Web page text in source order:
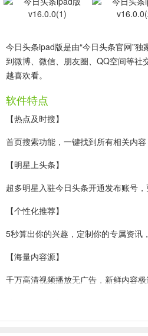
今日头条ipad版是由“今日头条官网”
到微博、微信、朋友圈、QQ空间等社
越喜欢看。
软件特点
【热点及时搜】
首页搜索功能，一键找到所有相关内
【明星上头条】
超多明星入驻今日头条开通发布账号
【个性化推荐】
5秒算出你的兴趣，定制你的专属资讯
【海量内容源】
千万高清视频播放无广告，新鲜内容